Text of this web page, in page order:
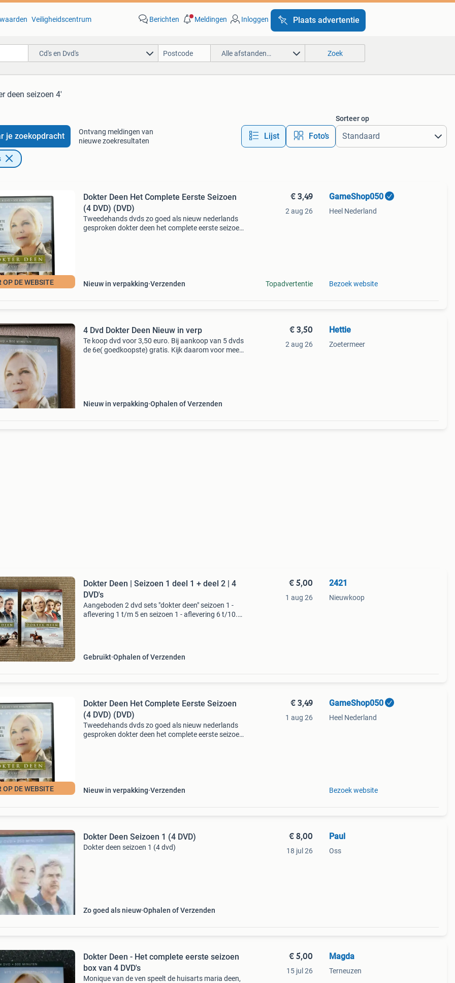
Veiligheidscentrum Berichten Meldingen Inloggen Plaats advertentie
Cd's en Dvd's Alle afstanden… Zoek
deen seizoen 4'
je zoekopdracht
Ontvang meldingen van
nieuwe zoekresultaten
Lijst Foto’s
Sorteer op
OP DE WEBSITE
Dokter Deen Het Complete Eerste Seizoen
(4 DVD) (DVD)
Tweedehands dvds zo goed als nieuw nederlands
gesproken dokter deen het complete eerste seizoen
Nieuw in verpakking Verzenden
€ 3,49
2 aug 26
Topadvertentie
GameShop050
Heel Nederland
Bezoek website
4 Dvd Dokter Deen Nieuw in verp
Te koop dvd voor 3,50 euro. Bij aankoop van 5 dvds
de 6e( goedkoopste) gratis. Kijk daarom voor meer
Nieuw in verpakking Ophalen of Verzenden
€ 3,50
2 aug 26
Hettie
Zoetermeer
Dokter Deen | Seizoen 1 deel 1 + deel 2 | 4
DVD's
Aangeboden 2 dvd sets "dokter deen" seizoen 1 -
aflevering 1 t/m 5 en seizoen 1 - aflevering 6 t/10.
Gebruikt Ophalen of Verzenden
€ 5,00
1 aug 26
2421
Nieuwkoop
OP DE WEBSITE
Dokter Deen Het Complete Eerste Seizoen
(4 DVD) (DVD)
Tweedehands dvds zo goed als nieuw nederlands
gesproken dokter deen het complete eerste seizoen
Nieuw in verpakking Verzenden
€ 3,49
1 aug 26
GameShop050
Heel Nederland
Bezoek website
Dokter Deen Seizoen 1 (4 DVD)
Dokter deen seizoen 1 (4 dvd)
Zo goed als nieuw Ophalen of Verzenden
€ 8,00
18 jul 26
Paul
Oss
Dokter Deen - Het complete eerste seizoen
box van 4 DVD's
Monique van de ven speelt de huisarts maria deen,
€ 5,00
15 jul 26
Magda
Terneuzen